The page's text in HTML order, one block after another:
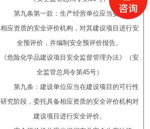
第九条第一款：生产经营单位应当委托具有
相应资质的安全评价机构，对其建设项目进行安
全预评价，并编制安全预评价报告。
《危险化学品建设项目安全监督管理办法》（安
全监管总局令第45号）
第九条：建设单位应当在建设项目的可行性
研究阶段，委托具备相应资质的安全评价机构对
建设项目进行安全评价。